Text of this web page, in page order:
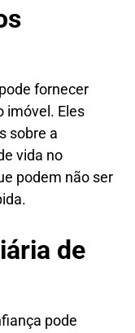
fornecer
imóvel. Eles
sobre a
vida no
podem não ser
de
pode